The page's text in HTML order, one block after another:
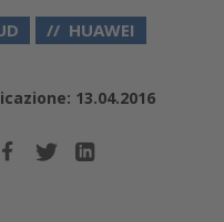
HUAWEI
13.04.2016